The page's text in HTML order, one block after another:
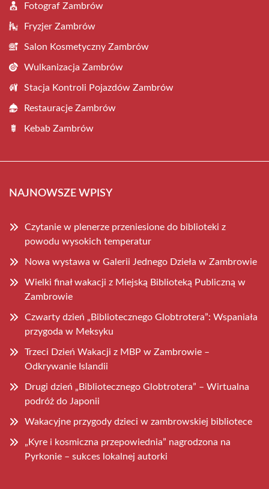
Fotograf Zambrów
Fryzjer Zambrów
Salon Kosmetyczny Zambrów
Wulkanizacja Zambrów
Stacja Kontroli Pojazdów Zambrów
Restauracje Zambrów
Kebab Zambrów
NAJNOWSZE WPISY
Czytanie w plenerze przeniesione do biblioteki z
powodu wysokich temperatur
Nowa wystawa w Galerii Jednego Dzieła w Zambrowie
Wielki finał wakacji z Miejską Biblioteką Publiczną w
Zambrowie
Czwarty dzień „Bibliotecznego Globtrotera”: Wspaniała
przygoda w Meksyku
Trzeci Dzień Wakacji z MBP w Zambrowie –
Odkrywanie Islandii
Drugi dzień „Bibliotecznego Globtrotera” – Wirtualna
podróż do Japonii
Wakacyjne przygody dzieci w zambrowskiej bibliotece
„Kyre i kosmiczna przepowiednia” nagrodzona na
Pyrkonie – sukces lokalnej autorki